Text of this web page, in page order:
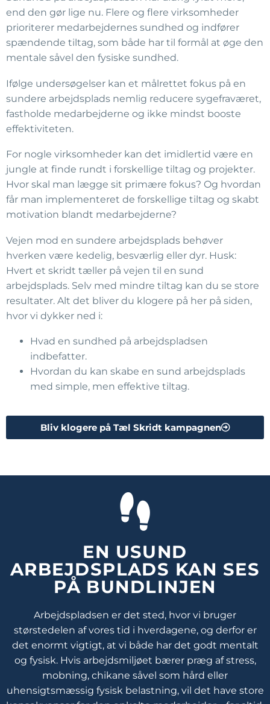
end den gør lige nu. Flere og flere virksomheder
prioriterer medarbejdernes sundhed og indfører
spændende tiltag, som både har til formål at øge den
mentale såvel den fysiske sundhed.
Ifølge undersøgelser kan et målrettet fokus på en
sundere arbejdsplads nemlig reducere sygefraværet,
fastholde medarbejderne og ikke mindst booste
effektiviteten.
For nogle virksomheder kan det imidlertid være en
jungle at finde rundt i forskellige tiltag og projekter.
Hvor skal man lægge sit primære fokus? Og hvordan
får man implementeret de forskellige tiltag og skabt
motivation blandt medarbejderne?
Vejen mod en sundere arbejdsplads behøver
hverken være kedelig, besværlig eller dyr. Husk:
Hvert et skridt tæller på vejen til en sund
arbejdsplads. Selv med mindre tiltag kan du se store
resultater. Alt det bliver du klogere på her på siden,
hvor vi dykker ned i:
Hvad en sundhed på arbejdspladsen
indbefatter.
Hvordan du kan skabe en sund arbejdsplads
med simple, men effektive tiltag.
Bliv klogere på Tæl Skridt kampagnen
EN USUND
ARBEJDSPLADS KAN SES
PÅ BUNDLINJEN
Arbejdspladsen er det sted, hvor vi bruger
størstedelen af vores tid i hverdagene, og derfor er
det enormt vigtigt, at vi både har det godt mentalt
og fysisk. Hvis arbejdsmiljøet bærer præg af stress,
mobning, chikane såvel som hård eller
uhensigtsmæssig fysisk belastning, vil det have store